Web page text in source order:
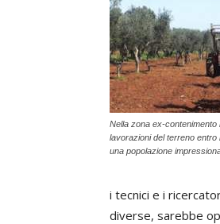
Nella zona ex-contenimento
lavorazioni del terreno
una popolazione
i tecnici e i
diverse, sarebbe